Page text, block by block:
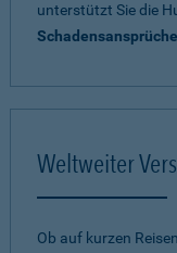
unterstützt Sie die
Weltweiter
Ob auf kurzen